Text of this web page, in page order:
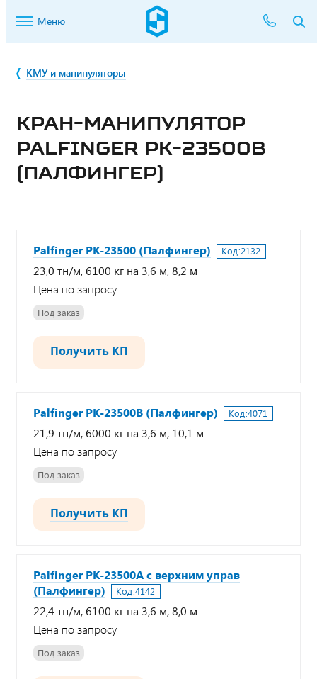
Меню
КМУ и манипуляторы
КРАН-МАНИПУЛЯТОР
PALFINGER PK-23500В
(ПАЛФИНГЕР)
Palfinger PK-23500 (Палфингер) Код:2132
23,0 тн/м, 6100 кг на 3,6 м, 8,2 м
Цена по запросу
Под заказ
Получить КП
Palfinger PK-23500В (Палфингер) Код:4071
21,9 тн/м, 6000 кг на 3,6 м, 10,1 м
Цена по запросу
Под заказ
Получить КП
Palfinger PK-23500А с верхним управ
(Палфингер)
Код:4142
22,4 тн/м, 6100 кг на 3,6 м, 8,0 м
Цена по запросу
Под заказ